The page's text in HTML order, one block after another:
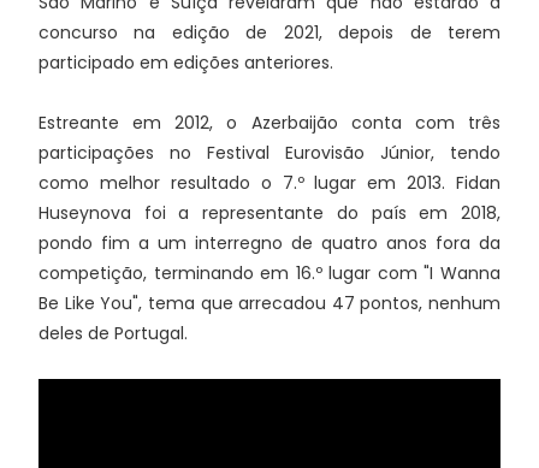
concurso na edição de 2021, depois de terem
participado em edições anteriores.
Estreante em 2012, o Azerbaijão conta com três
participações no Festival Eurovisão Júnior, tendo
como melhor resultado o 7.º lugar em 2013. Fidan
Huseynova foi a representante do país em 2018,
pondo fim a um interregno de quatro anos fora da
competição, terminando em 16.º lugar com "I Wanna
Be Like You", tema que arrecadou 47 pontos, nenhum
deles de Portugal.